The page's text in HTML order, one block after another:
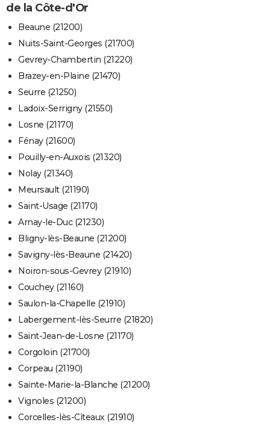
de la Côte-d'Or
Beaune (21200)
Nuits-Saint-Georges (21700)
Gevrey-Chambertin (21220)
Brazey-en-Plaine (21470)
Seurre (21250)
Ladoix-Serrigny (21550)
Losne (21170)
Fénay (21600)
Pouilly-en-Auxois (21320)
Nolay (21340)
Meursault (21190)
Saint-Usage (21170)
Arnay-le-Duc (21230)
Bligny-lès-Beaune (21200)
Savigny-lès-Beaune (21420)
Noiron-sous-Gevrey (21910)
Couchey (21160)
Saulon-la-Chapelle (21910)
Labergement-lès-Seurre (21820)
Saint-Jean-de-Losne (21170)
Corgoloin (21700)
Corpeau (21190)
Sainte-Marie-la-Blanche (21200)
Vignoles (21200)
Corcelles-lès-Cîteaux (21910)